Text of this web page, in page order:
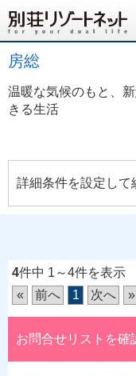
房総
温暖な気候のもと、
きる生活
詳細条件を設定して
4件中 1～4件を表示
«
前へ 1 次へ »
お問合せリストを確